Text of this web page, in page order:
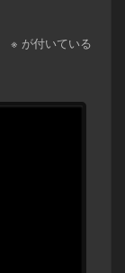
※ が付いている